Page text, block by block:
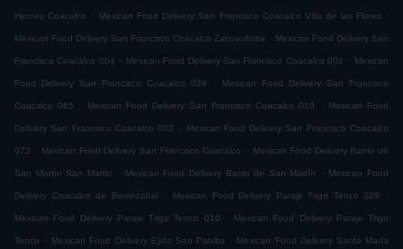
Heroes Coacalco . Mexican Food Delivery San Francisco Coacalco Villa de las Flores .
Mexican Food Delivery San Francisco Coacalco Zacuauhtitla . Mexican Food Delivery San
Francisco Coacalco 004 . Mexican Food Delivery San Francisco Coacalco 001 . Mexican
Food Delivery San Francisco Coacalco 029 . Mexican Food Delivery San Francisco
Coacalco 065 . Mexican Food Delivery San Francisco Coacalco 010 . Mexican Food
Delivery San Francisco Coacalco 003 . Mexican Food Delivery San Francisco Coacalco
073 . Mexican Food Delivery San Francisco Coacalco . Mexican Food Delivery Barrio de
San Martín San Martin . Mexican Food Delivery Barrio de San Martín . Mexican Food
Delivery Coacalco de Berriozabal . Mexican Food Delivery Paraje Trigo Tenco 009 .
Mexican Food Delivery Paraje Trigo Tenco 010 . Mexican Food Delivery Paraje Trigo
Tenco . Mexican Food Delivery Ejido San Pablito . Mexican Food Delivery Santa María